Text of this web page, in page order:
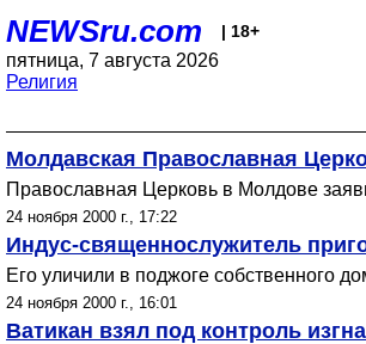
NEWSru.com | 18+
пятница, 7 августа 2026
Религия
Молдавская Православная
Православная Церковь в Молдове
24 ноября 2000 г., 17:22
Индус-священнослужитель
Его уличили в поджоге собственного
24 ноября 2000 г., 16:01
Ватикан взял под контроль